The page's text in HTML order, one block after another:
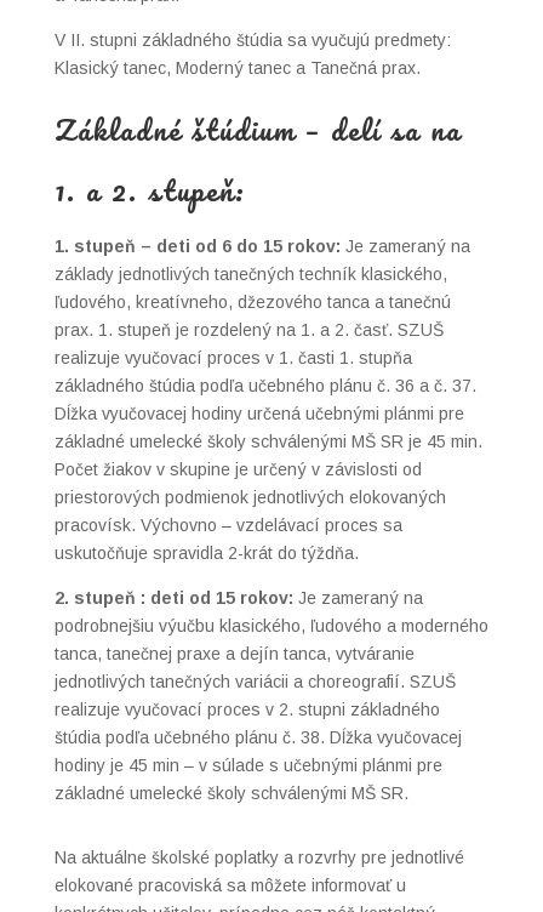
V II. stupni základného štúdia sa vyučujú predmety:
Klasický tanec, Moderný tanec a Tanečná prax.
Základné štúdium – delí sa na
1. a 2. stupeň:
1. stupeň – deti od 6 do 15 rokov: Je zameraný na
základy jednotlivých tanečných techník klasického,
ľudového, kreatívneho, džezového tanca a tanečnú
prax. 1. stupeň je rozdelený na 1. a 2. časť. SZUŠ
realizuje vyučovací proces v 1. časti 1. stupňa
základného štúdia podľa učebného plánu č. 36 a č. 37.
Dĺžka vyučovacej hodiny určená učebnými plánmi pre
základné umelecké školy schválenými MŠ SR je 45 min.
Počet žiakov v skupine je určený v závislosti od
priestorových podmienok jednotlivých elokovaných
pracovísk. Výchovno – vzdelávací proces sa
uskutočňuje spravidla 2-krát do týždňa.
2. stupeň : deti od 15 rokov: Je zameraný na
podrobnejšiu výučbu klasického, ľudového a moderného
tanca, tanečnej praxe a dejín tanca, vytváranie
jednotlivých tanečných variácii a choreografií. SZUŠ
realizuje vyučovací proces v 2. stupni základného
štúdia podľa učebného plánu č. 38. Dĺžka vyučovacej
hodiny je 45 min – v súlade s učebnými plánmi pre
základné umelecké školy schválenými MŠ SR.
Na aktuálne školské poplatky a rozvrhy pre jednotlivé
elokované pracoviská sa môžete informovať u